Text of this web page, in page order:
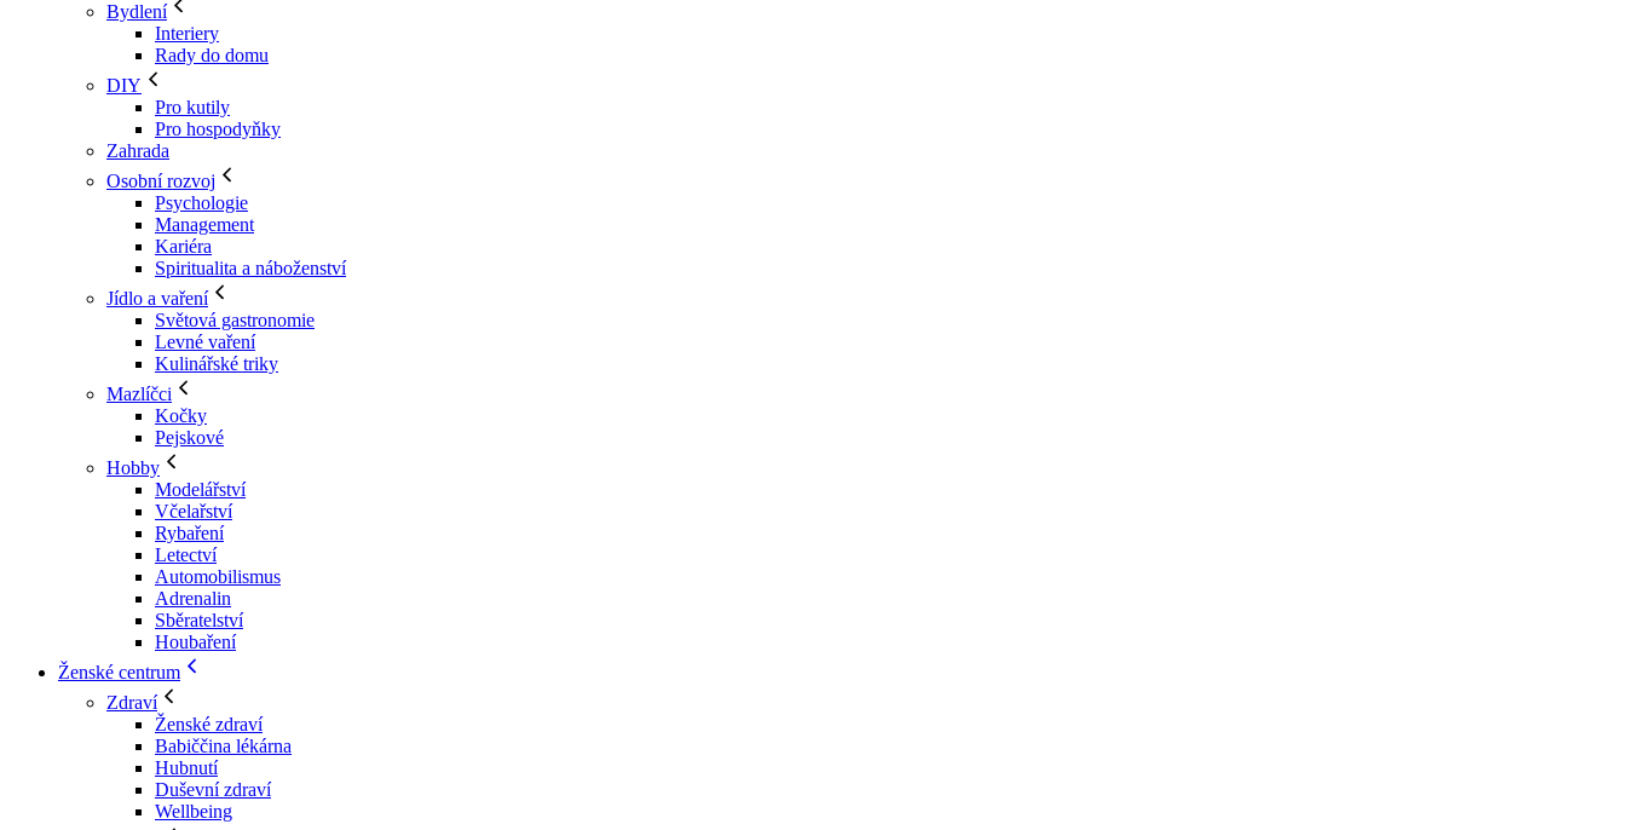
Bydlení
Interiery
Rady do domu
DIY
Pro kutily
Pro hospodyňky
Zahrada
Osobní rozvoj
Psychologie
Management
Kariéra
Spiritualita a náboženství
Jídlo a vaření
Světová gastronomie
Levné vaření
Kulinářské triky
Mazlíčci
Kočky
Pejskové
Hobby
Modelářství
Včelařství
Rybaření
Letectví
Automobilismus
Adrenalin
Sběratelství
Houbaření
Ženské centrum
Zdraví
Ženské zdraví
Babiččina lékárna
Hubnutí
Duševní zdraví
Wellbeing